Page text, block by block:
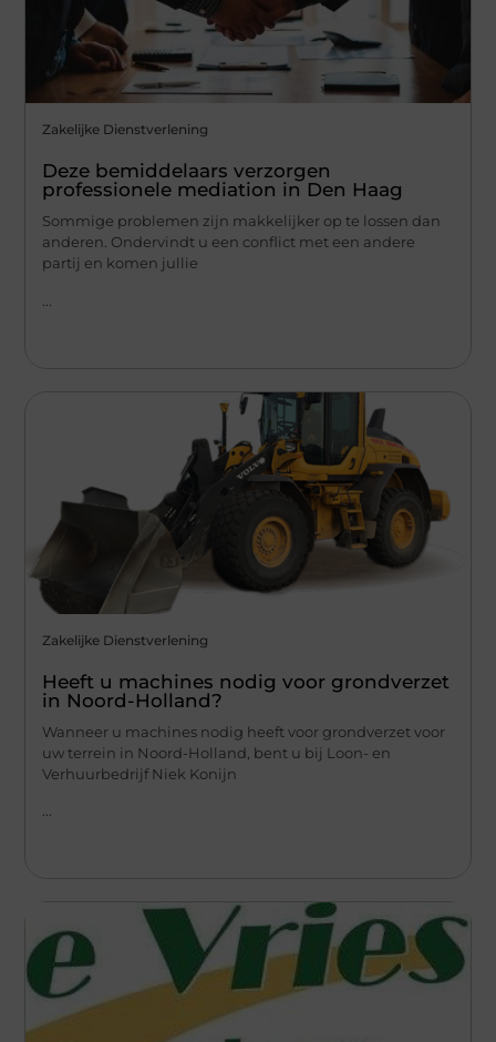
Zakelijke Dienstverlening
Deze bemiddelaars verzorgen
professionele mediation in Den Haag
Sommige problemen zijn makkelijker op te lossen dan
anderen. Ondervindt u een conflict met een andere
partij en komen jullie
Zakelijke Dienstverlening
Heeft u machines nodig voor grondverzet
in Noord-Holland?
Wanneer u machines nodig heeft voor grondverzet voor
uw terrein in Noord-Holland, bent u bij Loon- en
Verhuurbedrijf Niek Konijn